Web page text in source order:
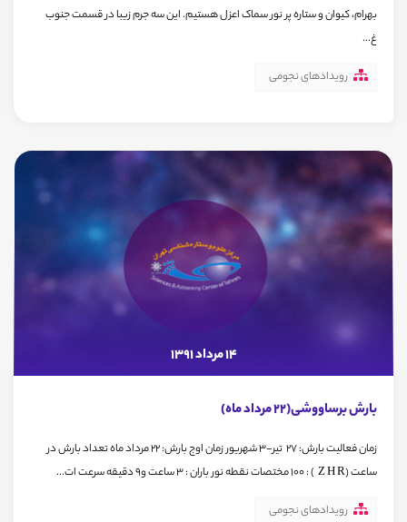
بهرام، کیوان و ستاره پر نور سماک اعزل هستیم. این سه جرم زیبا در قسمت جنوب
غ...
رویدادهای نجومی
14 مرداد 1391
بارش برساووشی(22 مرداد ماه)
زمان فعالیت بارش: 27 تیر-3 شهریور زمان اوج بارش: 22 مرداد ماه تعداد بارش در
ساعت (Z H R ) : 100 مختصات نقطه نور باران : 3 ساعت و9 دقیقه سرعت ات...
رویدادهای نجومی